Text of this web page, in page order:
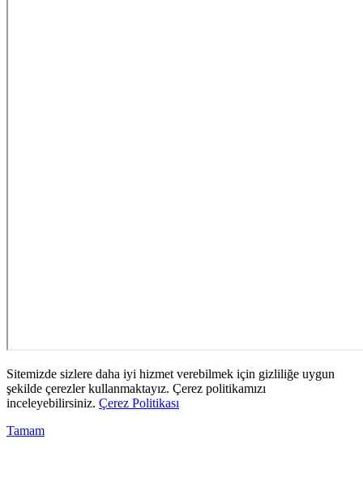
Sitemizde sizlere daha iyi hizmet verebilmek için gizliliğe uygun
şekilde çerezler kullanmaktayız. Çerez politikamızı
inceleyebilirsiniz. Çerez Politikası
Tamam